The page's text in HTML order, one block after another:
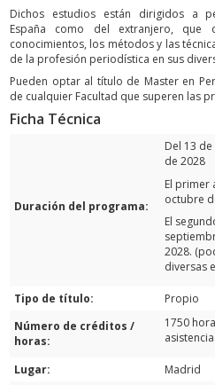
Dichos estudios están dirigidos a
España como del extranjero,
conocimientos, los métodos y las
de la profesión periodística en sus
Pueden optar al título de Master en
de cualquier Facultad que superen las
Ficha Técnica
Duración del programa:
Del 13
de 2028
El primer
octubre
El
2028.
diversas
Tipo de título:
Propio
Número de créditos /
horas:
1750
Lugar: Madrid